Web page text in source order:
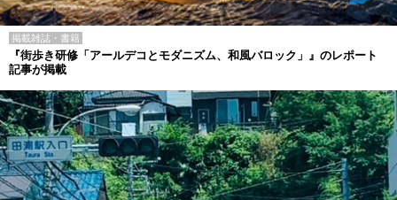
掲載雑誌・書籍
『街歩き研修「アールデコとモダニズム、和風バロック」』のレポート
記事が掲載